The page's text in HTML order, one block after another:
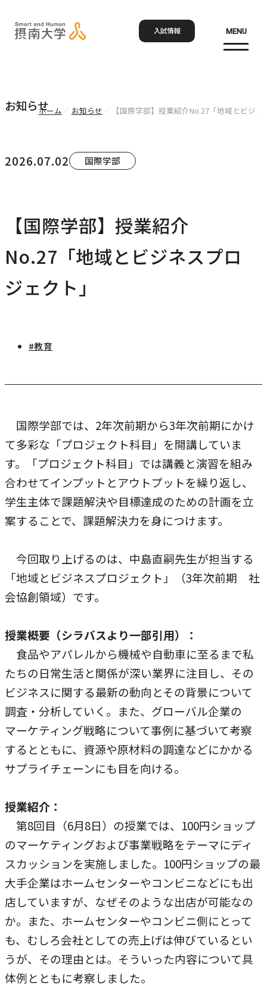
MENU
入試情報
大学概要トップ
大学紹介
学びの特色
キャンパス・施設紹介
点検・評価
刊行物・広報活動
学部・大学院
学部・大学院トップ
学部
経営学部
現代社会学部
理工学部
薬学部
看護学部
大学院
法学研究科
国際言語文化研究科
経済経営学研究科
理工学研究科
薬学研究科
教員紹介
教学関連
全学教育機構
学生生活トップ
証明書発行、手続き
健康管理
課外活動
ボランティア
就職・キャリア
就職実績
インターンシップ
就職支援独自プログラム
資格取得サポート
採用ご担当の方へ
在学生の方へ
国際交流
グローバルセンター
留学プログラム
危機管理対応
本学への正規留学生に対する支援
海外協定校
キャンパス内国際交流
ホーム お知らせ 【国際学部】授業紹介No.27「地域とビジ
お知らせ
2026.07.02 国際学部
【国際学部】授業紹介
No.27「地域とビジネスプロ
ジェクト」
#教育
国際学部では、2年次前期から3年次前期にかけ
て多彩な「プロジェクト科目」を開講していま
す。「プロジェクト科目」では講義と演習を組み
合わせてインプットとアウトプットを繰り返し、
学生主体で課題解決や目標達成のための計画を立
案することで、課題解決力を身につけます。
今回取り上げるのは、中島直嗣先生が担当する
「地域とビジネスプロジェクト」（3年次前期 社
会協創領域）です。
授業概要（シラバスより一部引用）：
食品やアパレルから機械や自動車に至るまで私
たちの日常生活と関係が深い業界に注目し、その
ビジネスに関する最新の動向とその背景について
調査・分析していく。また、グローバル企業の
マーケティング戦略について事例に基づいて考察
するとともに、資源や原材料の調達などにかかる
サプライチェーンにも目を向ける。
授業紹介：
第8回目（6月8日）の授業では、100円ショップ
のマーケティングおよび事業戦略をテーマにディ
スカッションを実施しました。100円ショップの最
大手企業はホームセンターやコンビニなどにも出
店していますが、なぜそのような出店が可能なの
か。また、ホームセンターやコンビニ側にとって
も、むしろ会社としての売上げは伸びているとい
うが、その理由とは。そういった内容について具
体例とともに考察しました。